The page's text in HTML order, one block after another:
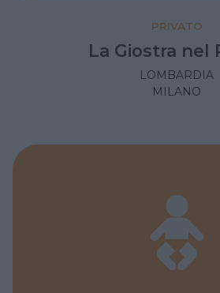
PRIVATO
La Giostra nel
LOMBARDIA
MILANO